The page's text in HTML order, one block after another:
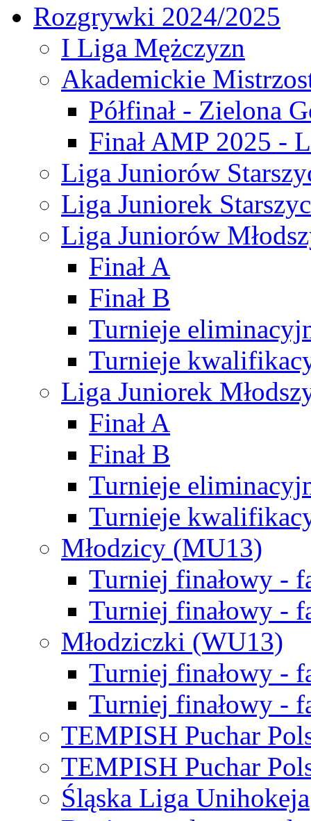
Rozgrywki 2024/2025
I Liga Mężczyzn
Akademickie
Półfinał - Zielona
Finał AMP 2025 -
Liga Juniorów
Liga Juniorek
Liga Juniorów
Finał A
Finał B
Turnieje
Turnieje
Liga Juniorek
Finał A
Finał B
Turnieje
Turnieje
Młodzicy (MU13)
Turniej finałowy -
Turniej finałowy -
Młodziczki (WU13)
Turniej finałowy -
Turniej finałowy -
TEMPISH Puchar
TEMPISH Puchar
Śląska Liga Unihokeja